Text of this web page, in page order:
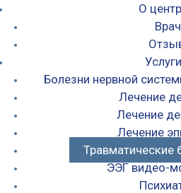
О
Услуги
Болезни нервной
Лечение
Лечение
Лечение
Травматические
ЭЭГ видео-